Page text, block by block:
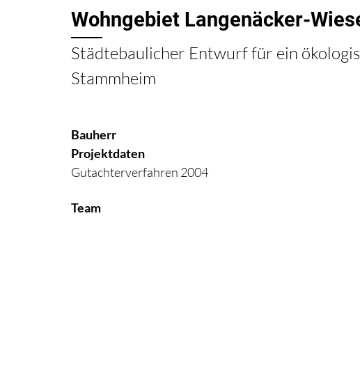
Wohngebiet Langenäcker-
Städtebaulicher Entwurf für ein
Stammheim
Bauherr
Projektdaten
Gutachterverfahren 2004
Team